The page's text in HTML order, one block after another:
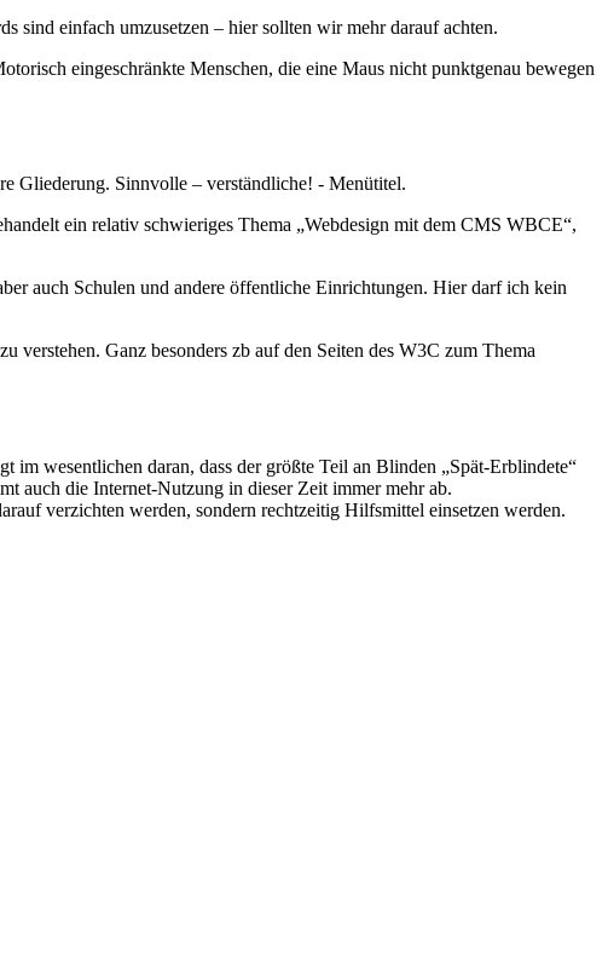
sind einfach umzusetzen – hier sollten wir mehr darauf achten.
eingeschränkte Menschen, die eine Maus nicht punktgenau bewegen
Gliederung. Sinnvolle – verständliche! - Menütitel.
ein relativ schwieriges Thema „Webdesign mit dem CMS WBCE“,
auch Schulen und andere öffentliche Einrichtungen. Hier darf ich kein
verstehen. Ganz besonders zb auf den Seiten des W3C zum Thema
wesentlichen daran, dass der größte Teil an Blinden „Spät-Erblindete“
auch die Internet-Nutzung in dieser Zeit immer mehr ab.
verzichten werden, sondern rechtzeitig Hilfsmittel einsetzen werden.